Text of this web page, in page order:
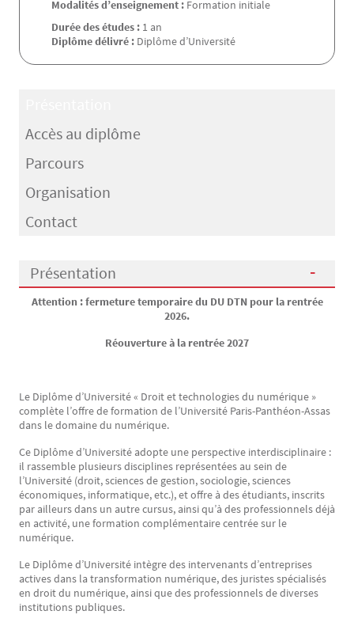
Modalités d’enseignement : Formation initiale
Durée des études : 1 an
Diplôme délivré : Diplôme d’Université
Accès au diplôme
Parcours
Organisation
Contact
Présentation
Présentation
Attention : fermeture temporaire du DU DTN pour la rentrée
2026.
Réouverture à la rentrée 2027
Le Diplôme d’Université « Droit et technologies du numérique »
complète l’offre de formation de l’Université Paris-Panthéon-Assas
dans le domaine du numérique.
Ce Diplôme d’Université adopte une perspective interdisciplinaire :
il rassemble plusieurs disciplines représentées au sein de
l’Université (droit, sciences de gestion, sociologie, sciences
économiques, informatique, etc.), et offre à des étudiants, inscrits
par ailleurs dans un autre cursus, ainsi qu’à des professionnels déjà
en activité, une formation complémentaire centrée sur le
numérique.
Le Diplôme d’Université intègre des intervenants d’entreprises
actives dans la transformation numérique, des juristes spécialisés
en droit du numérique, ainsi que des professionnels de diverses
institutions publiques.